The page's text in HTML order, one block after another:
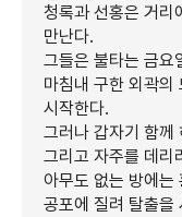
청록과 선홍은 거리
만난다.
그들은 불타는 금요
마침내 구한 외곽의
시작한다.
그러나 갑자기 함께
그리고 자주를 데리
아무도 없는 방에는
공포에 질려 탈출을